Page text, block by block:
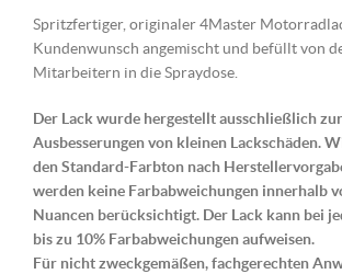
Spritzfertiger, originaler 4Master
Kundenwunsch angemischt und befüllt von
Mitarbeitern in die Spraydose.
Der Lack wurde hergestellt ausschließlich
Ausbesserungen von kleinen Lackschäden.
den Standard-Farbton nach
werden keine Farbabweichungen innerhalb
Nuancen berücksichtigt. Der Lack kann bei
bis zu 10% Farbabweichungen aufweisen.
Für nicht zweckgemäßen, fachgerechten